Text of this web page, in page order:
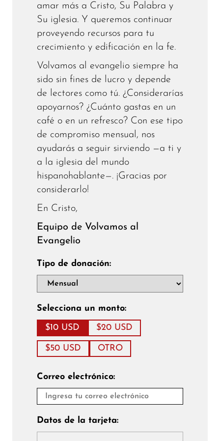
amar más a Cristo, Su Palabra y
Su iglesia. Y queremos continuar
proveyendo recursos para tu
crecimiento y edificación en la fe.
Volvamos al evangelio siempre ha
sido sin fines de lucro y depende
de lectores como tú. ¿Considerarías
apoyarnos? ¿Cuánto gastas en un
café o en un refresco? Con ese tipo
de compromiso mensual, nos
ayudarás a seguir sirviendo —a ti y
a la iglesia del mundo
hispanohablante—. ¡Gracias por
considerarlo!
En Cristo,
Equipo de Volvamos al
Evangelio
Tipo de donación:
Selecciona un monto:
$10 USD $20 USD
$50 USD OTRO
Correo electrónico:
Datos de la tarjeta: